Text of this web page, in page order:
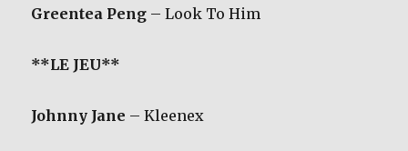
Greentea Peng – Look To Him
**LE JEU**
Johnny Jane – Kleenex